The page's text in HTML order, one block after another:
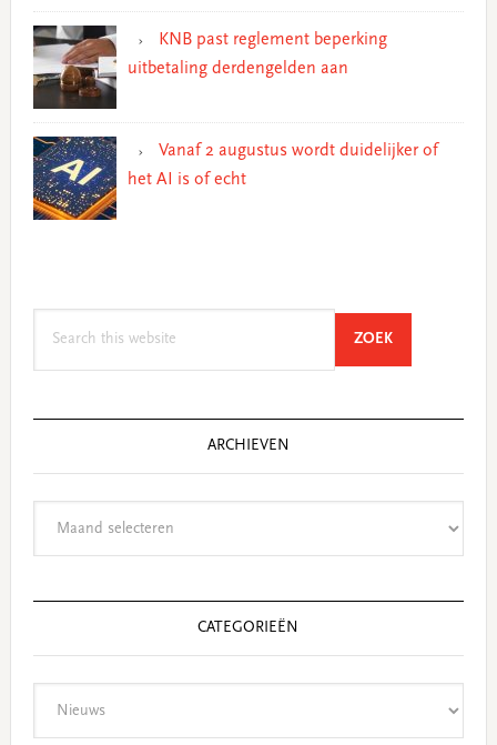
KNB past reglement beperking
uitbetaling derdengelden aan
Vanaf 2 augustus wordt duidelijker of
het AI is of echt
ZOEKSEARCH
ARCHIEVEN
CATEGORIEËN